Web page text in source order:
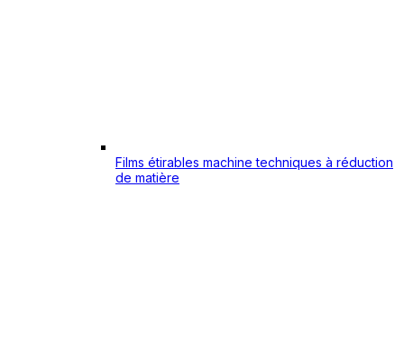
Films étirables machine techniques à réduction
de matière